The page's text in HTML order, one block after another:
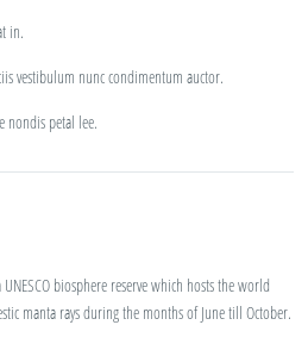
in.
vestibulum nunc condimentum auctor.
nondis petal lee.
biosphere reserve which hosts the world
manta rays during the months of June till October.